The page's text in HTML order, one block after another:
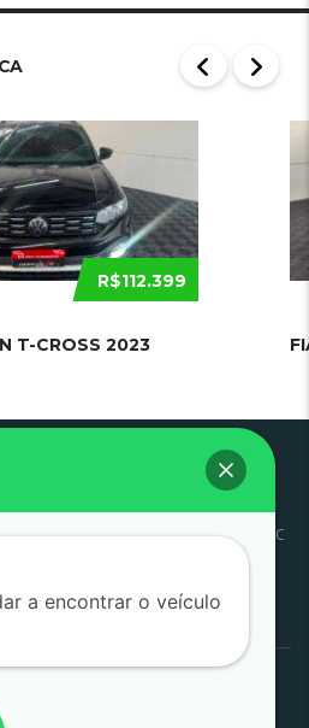
R$112.399
T-CROSS 2023
Litoral
Conosco
SAC
por:
a encontrar o veículo